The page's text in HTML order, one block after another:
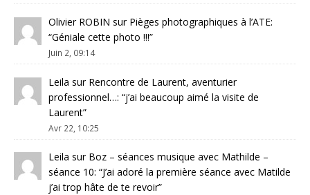
Olivier ROBIN sur Pièges photographiques à l’ATE:
“Géniale cette photo !!!”
Juin 2, 09:14
Leila sur Rencontre de Laurent, aventurier
professionnel…: “j’ai beaucoup aimé la visite de
Laurent”
Avr 22, 10:25
Leila sur Boz – séances musique avec Mathilde –
séance 10: “J’ai adoré la première séance avec Matilde
j’ai trop hâte de te revoir”